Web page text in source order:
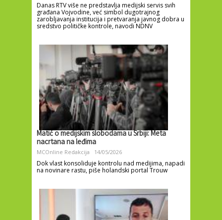
Danas RTV više ne predstavlja medijski servis svih
građana Vojvodine, već simbol dugotrajnog
zarobljavanja institucija i pretvaranja javnog dobra u
sredstvo političke kontrole, navodi NDNV
Matić o medijskim slobodama u Srbiji: Meta
nacrtana na leđima
MCOnline Redakcija 14/05/2026
Dok vlast konsoliduje kontrolu nad medijima, napadi
na novinare rastu, piše holandski portal Trouw